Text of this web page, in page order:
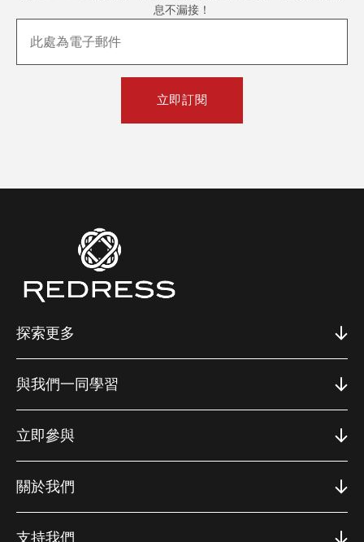
息不漏接！
立即訂閱
探索更多
與我們一同學習
立即參與
關於我們
支持我們